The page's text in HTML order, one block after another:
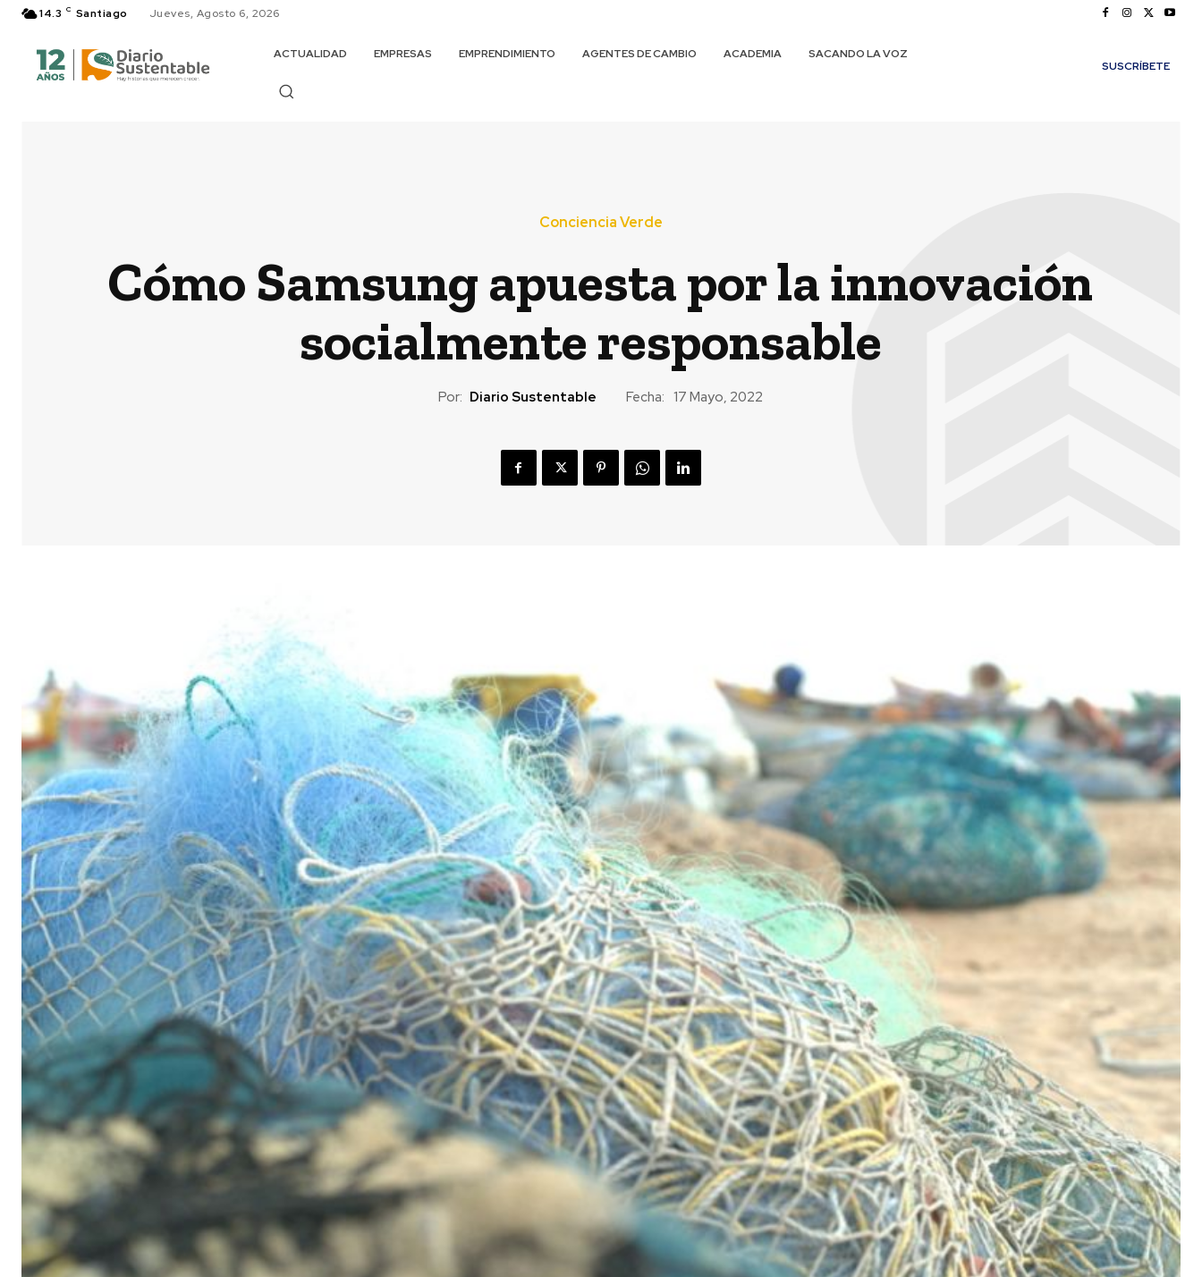
14.3 C Santiago Jueves, Agosto 6, 2026
ACTUALIDAD EMPRESAS EMPRENDIMIENTO AGENTES DE CAMBIO ACADEMIA
SACANDO LA VOZ
SUSCRÍBETE
Conciencia Verde
Cómo Samsung apuesta por la innovación
socialmente responsable
Por: Diario Sustentable Fecha: 17 Mayo, 2022